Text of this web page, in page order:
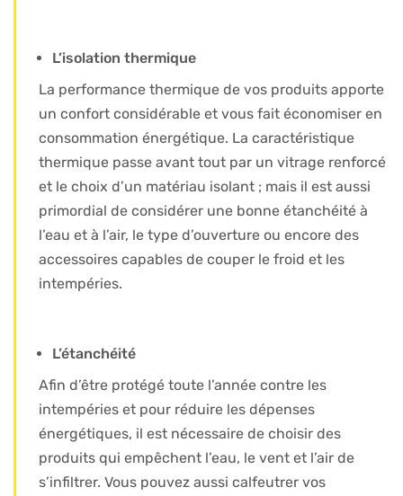
L’isolation thermique
La performance thermique de vos produits apporte
un confort considérable et vous fait économiser en
consommation énergétique. La caractéristique
thermique passe avant tout par un vitrage renforcé
et le choix d’un matériau isolant ; mais il est aussi
primordial de considérer une bonne étanchéité à
l’eau et à l’air, le type d’ouverture ou encore des
accessoires capables de couper le froid et les
intempéries.
L’étanchéité
Afin d’être protégé toute l’année contre les
intempéries et pour réduire les dépenses
énergétiques, il est nécessaire de choisir des
produits qui empêchent l’eau, le vent et l’air de
s’infiltrer. Vous pouvez aussi calfeutrer vos